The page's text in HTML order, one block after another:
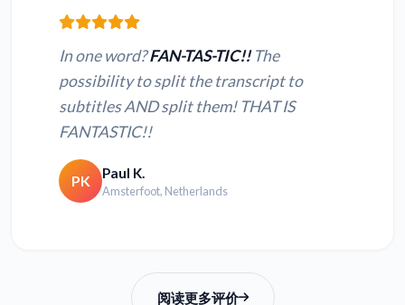
In one word?FAN-TAS-TIC!!The
possibility to split the transcript to
subtitles AND split them! THAT IS
FANTASTIC!!
PK Paul K.
Amsterfoot, Netherlands
阅读更多评价